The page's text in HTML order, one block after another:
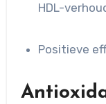
HDL-
Positieve